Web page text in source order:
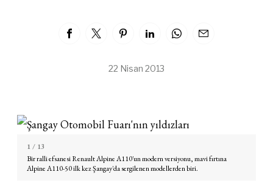
22 Nisan 2013
1 / 13
Bir ralli efsanesi Renault Alpine A110'un modern versiyonu, mavi fırtına
Alpine A110-50ilk kez Şangay'da sergilenen modellerden biri.